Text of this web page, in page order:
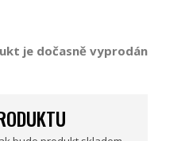
je dočasně vyprodán